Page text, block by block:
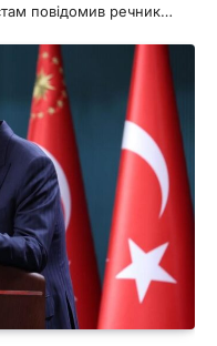
повідомив речник…